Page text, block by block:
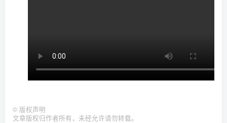
© 版权声明
文章版权归作者所有，未经允许请勿转载。